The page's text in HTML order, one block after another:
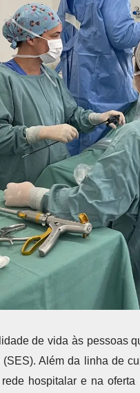
de vida às pessoas
(SES). Além da linha de
hospitalar e na